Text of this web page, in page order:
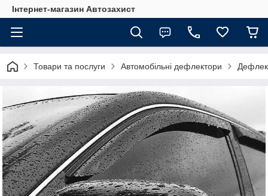
Інтернет-магазин Автозахист
Товари та послуги Автомобільні дефлектори